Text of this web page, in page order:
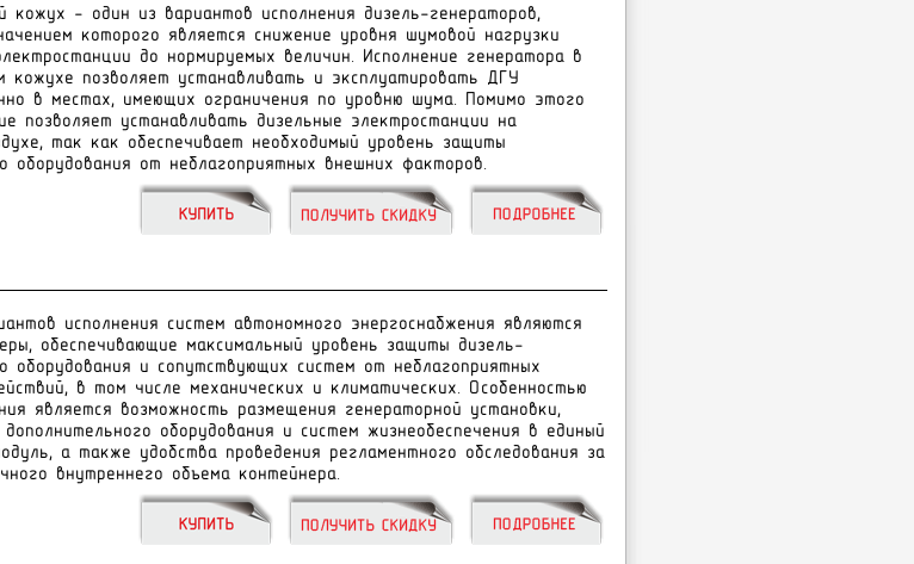
кожух – один из вариантов исполнения дизель-генераторов,
которого является снижение уровня шумовой нагрузки
до нормируемых величин. Исполнение генератора в
кожухе позволяет устанавливать и эксплуатировать ДГУ
в местах, имеющих ограничения по уровню шума. Помимо этого
позволяет устанавливать дизельные электростанции на
так как обеспечивает необходимый уровень защиты
оборудования от неблагоприятных внешних факторов.
исполнения систем автономного энергоснабжения являются
обеспечивающие максимальный уровень защиты дизель-
оборудования и сопутствующих систем от неблагоприятных
в том числе механических и климатических. Особенностью
является возможность размещения генераторной установки,
дополнительного оборудования и систем жизнеобеспечения в единый
а также удобства проведения регламентного обследования за
внутреннего объема контейнера.